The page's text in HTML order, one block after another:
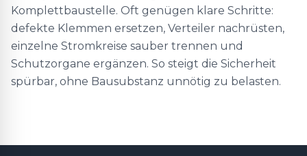
Komplettbaustelle. Oft genügen klare Schritte:
defekte Klemmen ersetzen, Verteiler nachrüsten,
einzelne Stromkreise sauber trennen und
Schutzorgane ergänzen. So steigt die Sicherheit
spürbar, ohne Bausubstanz unnötig zu belasten.